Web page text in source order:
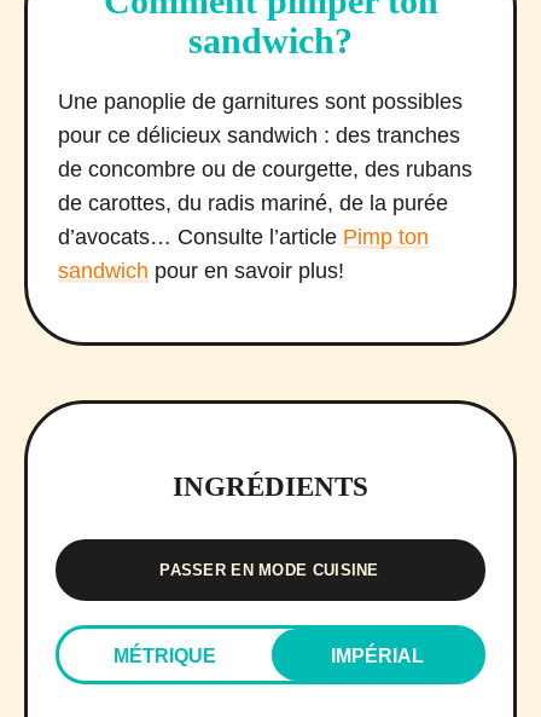
sandwich?
Une panoplie de garnitures sont possibles
pour ce délicieux sandwich : des tranches
de concombre ou de courgette, des rubans
de carottes, du radis mariné, de la purée
d’avocats… Consulte l’article Pimp ton
sandwich pour en savoir plus!
INGRÉDIENTS
PASSER EN MODE CUISINE
MÉTRIQUE IMPÉRIAL